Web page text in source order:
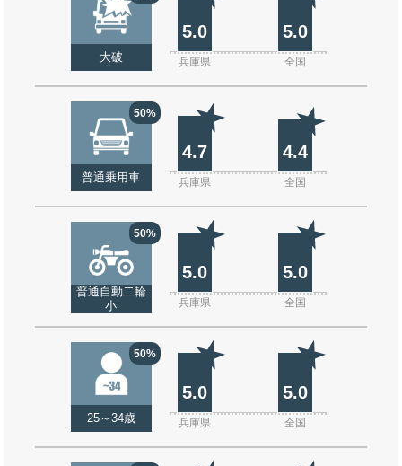
大破
5.0 5.0
兵庫県 全国
50%
普通乗用車
4.7 4.4
兵庫県 全国
50%
普通自動二輪
小
5.0 5.0
兵庫県 全国
50%
25～34歳
5.0 5.0
兵庫県 全国